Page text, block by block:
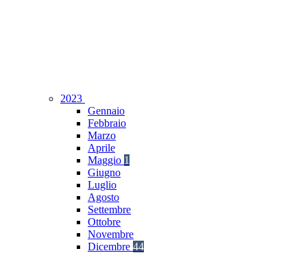
2023
Gennaio
Febbraio
Marzo
Aprile
Maggio 1
Giugno
Luglio
Agosto
Settembre
Ottobre
Novembre
Dicembre 44